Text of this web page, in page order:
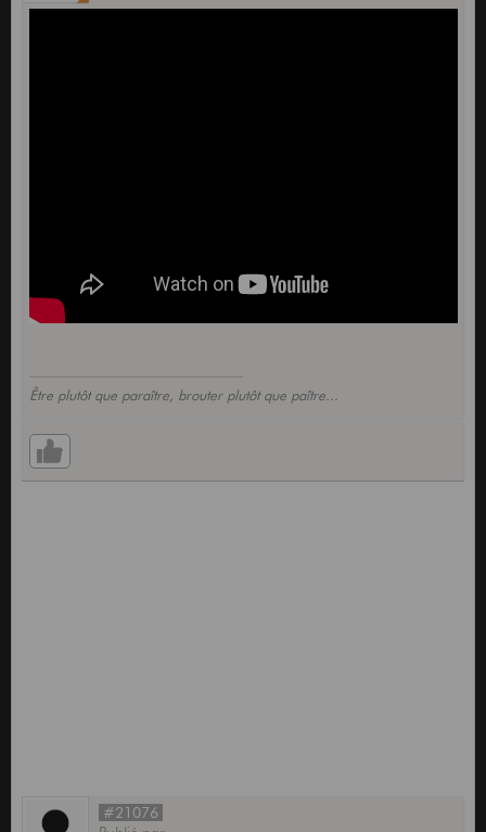
Être plutôt que paraître, brouter plutôt que paître...
#21076